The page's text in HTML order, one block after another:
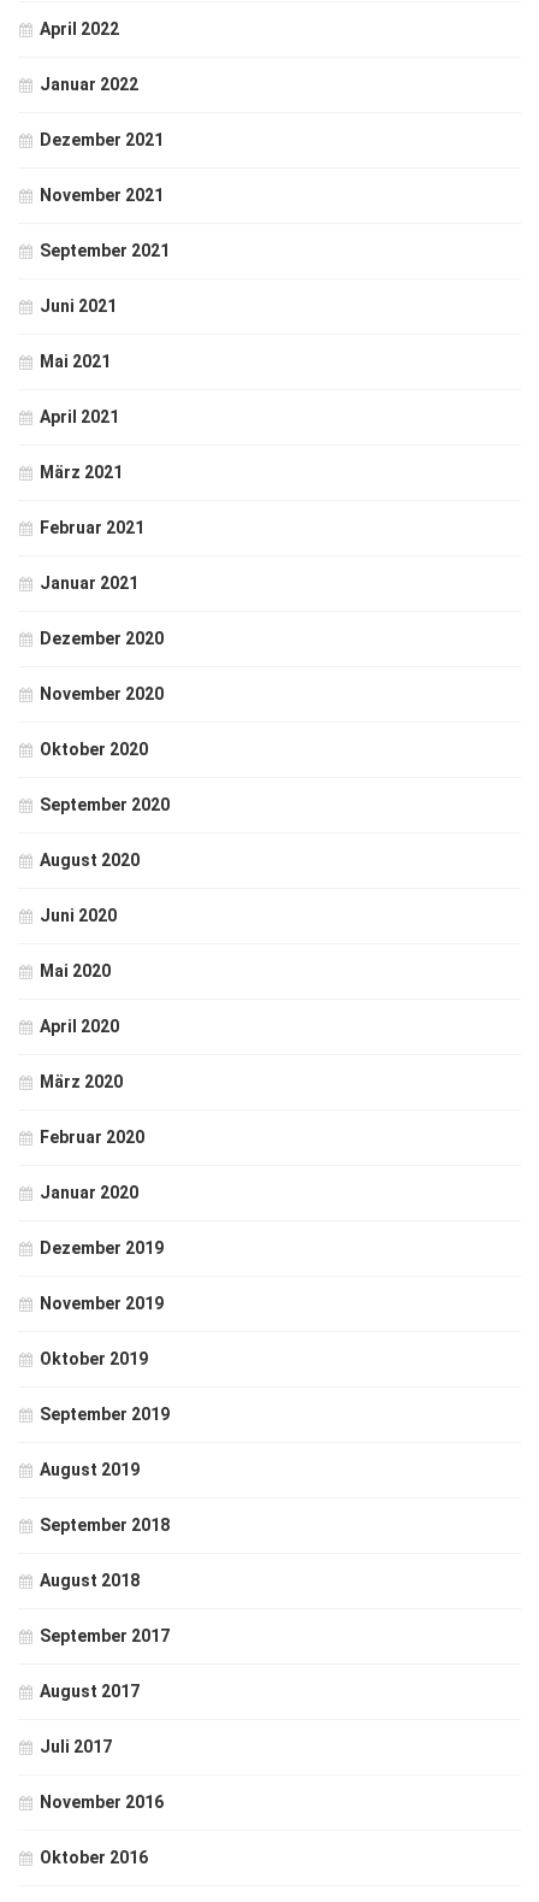
April 2022
Januar 2022
Dezember 2021
November 2021
September 2021
Juni 2021
Mai 2021
April 2021
März 2021
Februar 2021
Januar 2021
Dezember 2020
November 2020
Oktober 2020
September 2020
August 2020
Juni 2020
Mai 2020
April 2020
März 2020
Februar 2020
Januar 2020
Dezember 2019
November 2019
Oktober 2019
September 2019
August 2019
September 2018
August 2018
September 2017
August 2017
Juli 2017
November 2016
Oktober 2016